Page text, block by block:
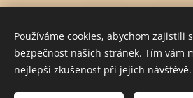
Používáme cookies, abychom zajistili
bezpečnost našich stránek. Tím vám
nejlepší zkušenost při jejich návštěvě.